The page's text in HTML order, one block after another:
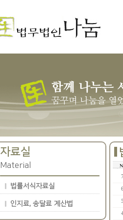
자료실
Material
법률서식자료실
인지료, 송달료 계산법
7
6
5